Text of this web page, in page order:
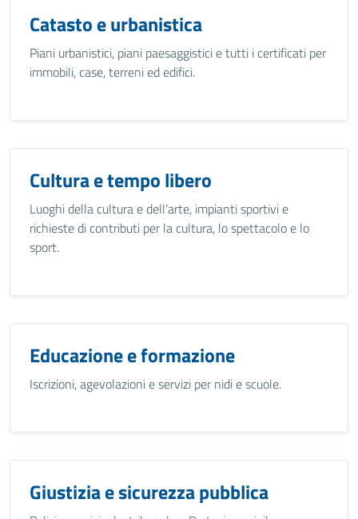
Catasto e urbanistica
Piani urbanistici, piani paesaggistici e tutti i certificati per
immobili, case, terreni ed edifici.
Cultura e tempo libero
Luoghi della cultura e dell’arte, impianti sportivi e
richieste di contributi per la cultura, lo spettacolo e lo
sport.
Educazione e formazione
Iscrizioni, agevolazioni e servizi per nidi e scuole.
Giustizia e sicurezza pubblica